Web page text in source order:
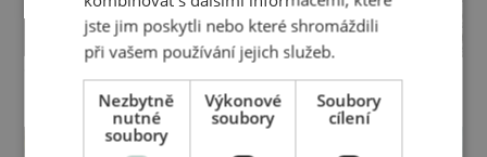
Časopis pro zdraví a
krásu 01/2021
Časopis pro zdraví a
krásu 04/2020
jste jim poskytli nebo které shromáždili
při vašem používání jejich služeb.
Nezbytně
nutné
soubory
Výkonové
soubory
Soubory
cílení